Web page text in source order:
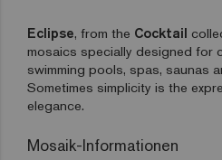
Eclipse, from the Cocktail
mosaics specially designed for
swimming pools, spas, saunas
Sometimes simplicity is the
elegance.
Mosaik-Informationen